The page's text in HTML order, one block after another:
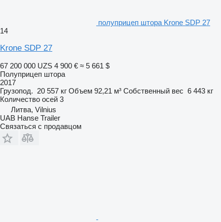
полуприцеп штора Krone SDP 27
14
Krone SDP 27
67 200 000 UZS 4 900 € ≈ 5 661 $
Полуприцеп штора
2017
Грузопод. 20 557 кг Объем 92,21 м³ Собственный вес 6 443 кг
Количество осей 3
Литва, Vilnius
UAB Hanse Trailer
Связаться с продавцом